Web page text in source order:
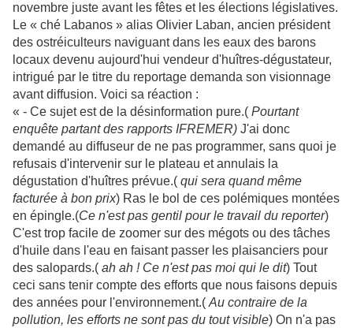
novembre juste avant les fêtes et les élections législatives.
Le « ché Labanos » alias Olivier Laban, ancien président
des ostréiculteurs naviguant dans les eaux des barons
locaux devenu aujourd'hui vendeur d'huîtres-dégustateur,
intrigué par le titre du reportage demanda son visionnage
avant diffusion. Voici sa réaction :
« - Ce sujet est de la désinformation pure.( Pourtant
enquête partant des rapports IFREMER) J'ai donc
demandé au diffuseur de ne pas programmer, sans quoi je
refusais d'intervenir sur le plateau et annulais la
dégustation d'huîtres prévue.( qui sera quand même
facturée à bon prix) Ras le bol de ces polémiques montées
en épingle.(Ce n'est pas gentil pour le travail du reporter)
C'est trop facile de zoomer sur des mégots ou des tâches
d'huile dans l'eau en faisant passer les plaisanciers pour
des salopards.( ah ah ! Ce n'est pas moi qui le dit) Tout
ceci sans tenir compte des efforts que nous faisons depuis
des années pour l'environnement.( Au contraire de la
pollution, les efforts ne sont pas du tout visible) On n'a pas